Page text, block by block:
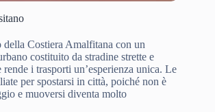
della Costiera Amalfitana con un
costituito da stradine strette e
i trasporti un’esperienza unica. Le
per spostarsi in città, poiché non è
e muoversi diventa molto